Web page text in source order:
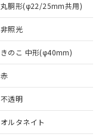
丸胴形(φ22/25mm共用)
非照光
きのこ 中形(φ40mm)
赤
不透明
オルタネイト